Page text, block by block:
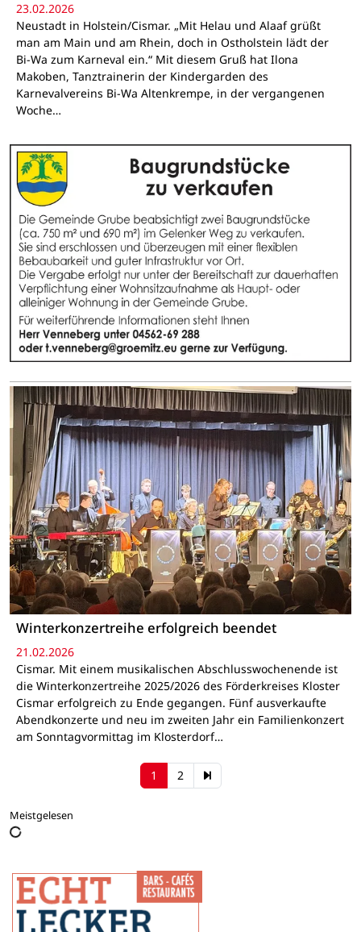
23.02.2026
Neustadt in Holstein/Cismar. „Mit Helau und Alaaf grüßt
man am Main und am Rhein, doch in Ostholstein lädt der
Bi-Wa zum Karneval ein.“ Mit diesem Gruß hat Ilona
Makoben, Tanztrainerin der Kindergarden des
Karnevalvereins Bi-Wa Altenkrempe, in der vergangenen
Woche…
Winterkonzertreihe erfolgreich beendet
21.02.2026
Cismar. Mit einem musikalischen Abschlusswochenende ist
die Winterkonzertreihe 2025/2026 des Förderkreises Kloster
Cismar erfolgreich zu Ende gegangen. Fünf ausverkaufte
Abendkonzerte und neu im zweiten Jahr ein Familienkonzert
am Sonntagvormittag im Klosterdorf…
1 2
Meistgelesen